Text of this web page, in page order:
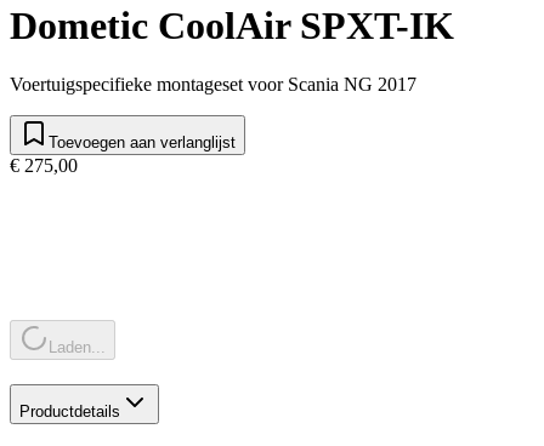
Dometic CoolAir SPXT-IK
Voertuigspecifieke montageset voor Scania NG 2017
Toevoegen aan verlanglijst
€ 275,00
Laden...
Productdetails